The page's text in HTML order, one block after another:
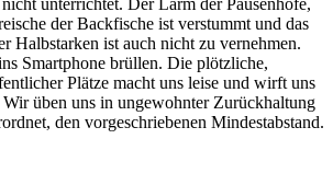
der Backfische ist verstummt und das
Halbstarken ist auch nicht zu vernehmen.
Smartphone brüllen. Die plötzliche,
Plätze macht uns leise und wirft uns
üben uns in ungewohnter Zurückhaltung
den vorgeschriebenen Mindestabstand.